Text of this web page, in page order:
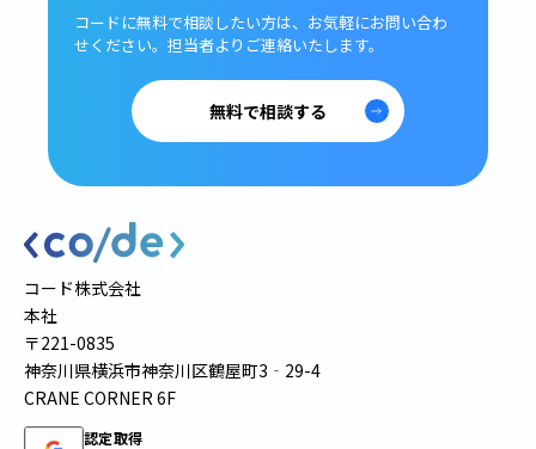
コードに無料で相談したい方は、 お気軽にお問い合わ
せください。 担当者よりご連絡いたします。
無料で相談する
コード株式会社
本社
〒221-0835
神奈川県横浜市神奈川区鶴屋町3‐29-4
CRANE CORNER 6F
認定取得